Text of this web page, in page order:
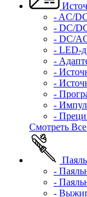
- AC/
- DC/
- DC/
- LED-
-
-
-
-
-
-
Смотреть
-
-
-